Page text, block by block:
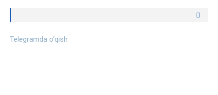
Telegramda o‘qish